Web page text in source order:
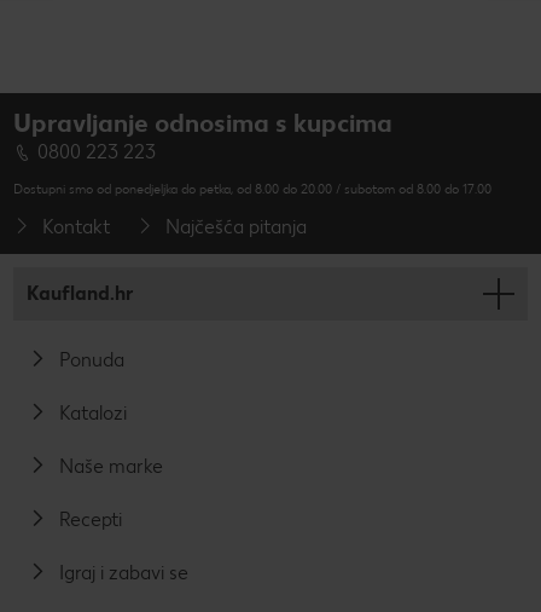
Upravljanje odnosima s kupcima
0800 223 223
Dostupni smo od ponedjeljka do petka, od 8.00 do 20.00 / subotom od 8.00 do 17.00
Kontakt Najčešća pitanja
Kaufland.hr
Ponuda
Katalozi
Naše marke
Recepti
Igraj i zabavi se